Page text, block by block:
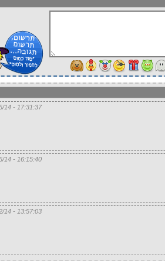
17:31:37 - 16/05/14
16:15:40 - 16/05/14
13:57:03 - 15/02/14